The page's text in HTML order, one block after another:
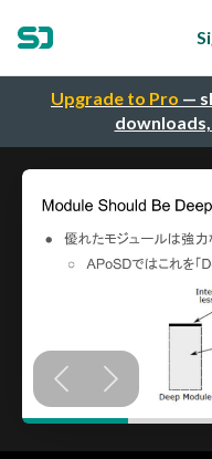
Upgrade to Pro —